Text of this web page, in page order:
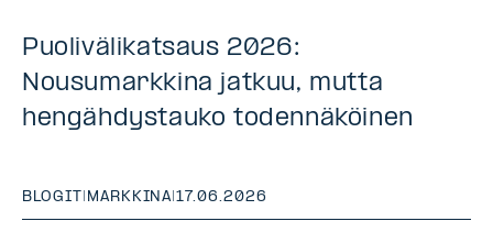
Puolivälikatsaus 2026:
Nousumarkkina jatkuu, mutta
hengähdystauko todennäköinen
BLOGIT | MARKKINA|17.06.2026